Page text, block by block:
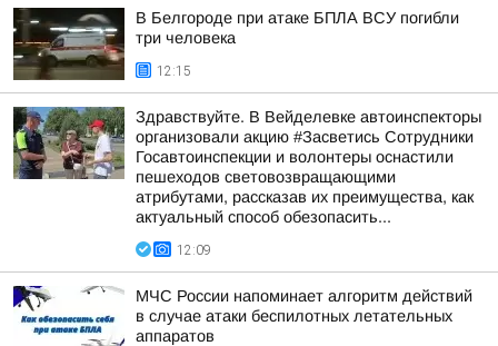
В Белгороде при атаке БПЛА ВСУ погибли
три человека
12:15
Здравствуйте. В Вейделевке автоинспекторы
организовали акцию #Засветись Сотрудники
Госавтоинспекции и волонтеры оснастили
пешеходов световозвращающими
атрибутами, рассказав их преимущества, как
актуальный способ обезопасить...
12:09
МЧС России напоминает алгоритм действий
в случае атаки беспилотных летательных
аппаратов